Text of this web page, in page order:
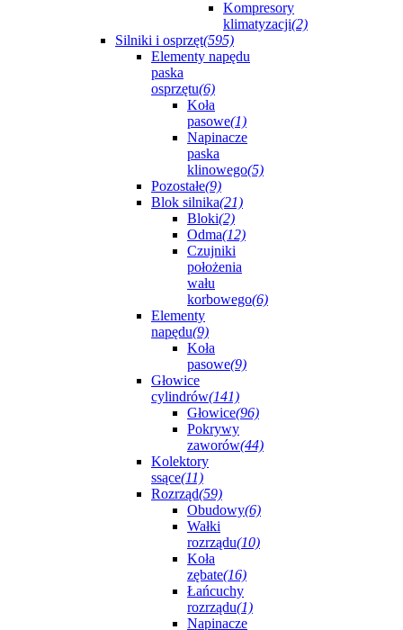
Kompresory
klimatyzacji(2)
Silniki i osprzęt(595)
Elementy napędu
paska
osprzętu(6)
Koła
pasowe(1)
Napinacze
paska
klinowego(5)
Pozostałe(9)
Blok silnika(21)
Bloki(2)
Odma(12)
Czujniki
położenia
wału
korbowego(6)
Elementy
napędu(9)
Koła
pasowe(9)
Głowice
cylindrów(141)
Głowice(96)
Pokrywy
zaworów(44)
Kolektory
ssące(11)
Rozrząd(59)
Obudowy(6)
Wałki
rozrządu(10)
Koła
zębate(16)
Łańcuchy
rozrządu(1)
Napinacze